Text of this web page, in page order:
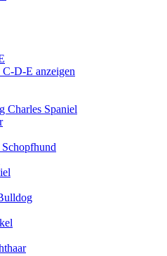
C-D-E anzeigen
Charles Spaniel